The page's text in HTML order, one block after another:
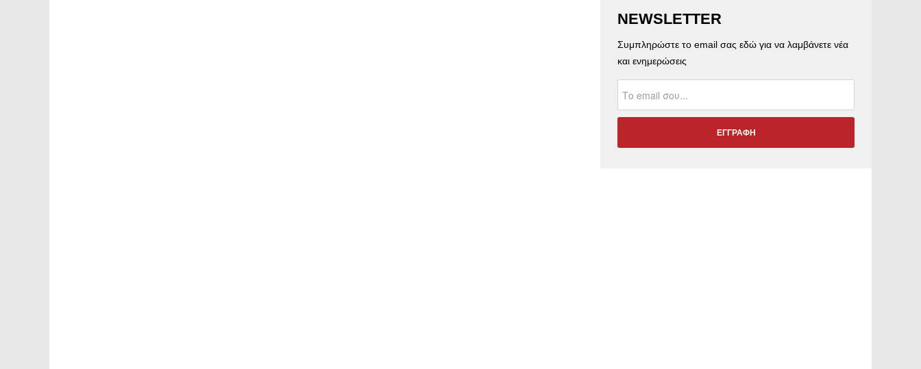
NEWSLETTER
Συμπληρώστε το email σας εδώ για να λαμβάνετε νέα
και ενημερώσεις